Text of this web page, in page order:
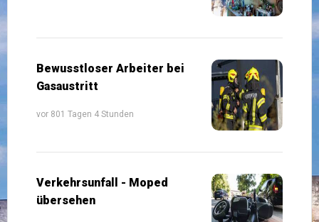
Bewusstloser Arbeiter bei
Gasaustritt
vor 801 Tagen 4 Stunden
Verkehrsunfall - Moped
übersehen